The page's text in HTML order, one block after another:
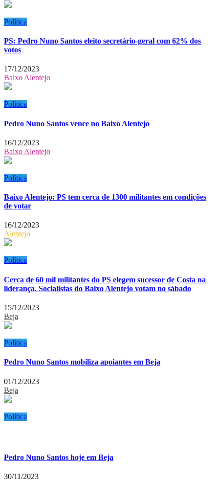
Política
PS: Pedro Nuno Santos eleito secretário-geral com 62% dos
votos
17/12/2023
Baixo Alentejo
Política
Pedro Nuno Santos vence no Baixo Alentejo
16/12/2023
Baixo Alentejo
Política
Baixo Alentejo: PS tem cerca de 1300 militantes em condições
de votar
16/12/2023
Alentejo
Política
Cerca de 60 mil militantes do PS elegem sucessor de Costa na
liderança. Socialistas do Baixo Alentejo votam no sábado
15/12/2023
Beja
Política
Pedro Nuno Santos mobiliza apoiantes em Beja
01/12/2023
Beja
Política
Pedro Nuno Santos hoje em Beja
30/11/2023